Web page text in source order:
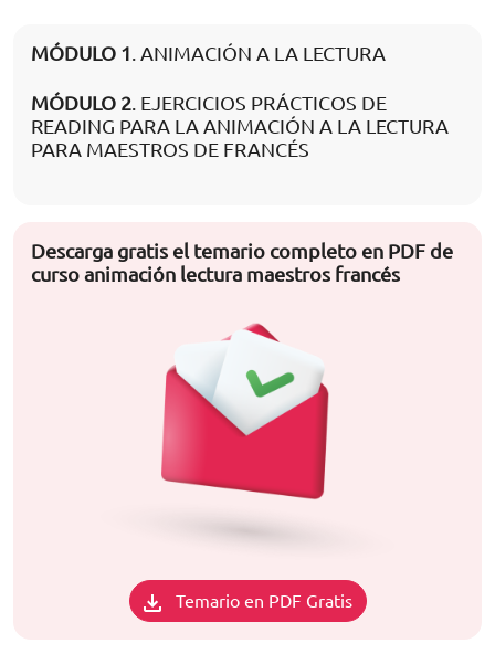
MÓDULO 1. ANIMACIÓN A LA LECTURA
MÓDULO 2. EJERCICIOS PRÁCTICOS DE
READING PARA LA ANIMACIÓN A LA LECTURA
PARA MAESTROS DE FRANCÉS
Descarga gratis el temario completo en PDF de
curso animación lectura maestros francés
Temario en PDF Gratis